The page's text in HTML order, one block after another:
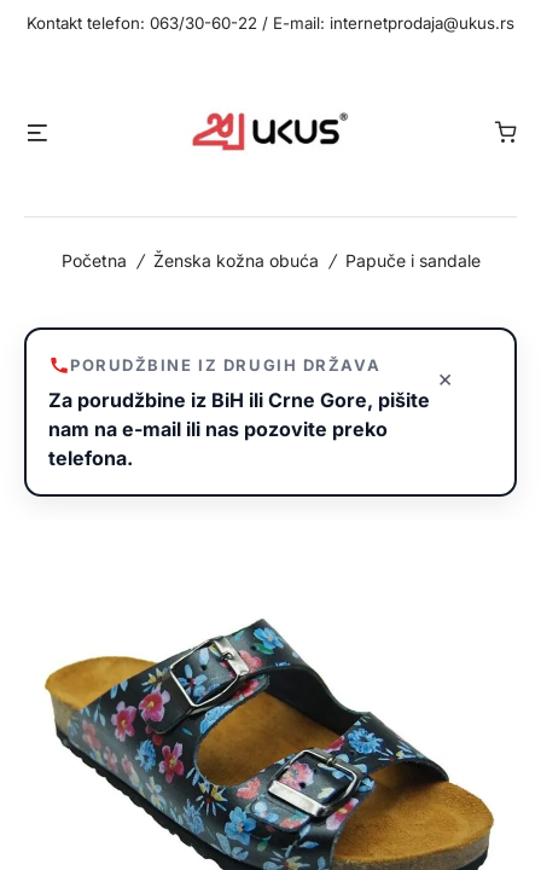
Kontakt telefon: 063/30-60-22 / E-mail: internetprodaja@ukus.rs
Početna / Ženska kožna obuća / Papuče i sandale
×
PORUDŽBINE IZ DRUGIH DRŽAVA
Za porudžbine iz BiH ili Crne Gore, pišite
nam na e-mail ili nas pozovite preko
telefona.